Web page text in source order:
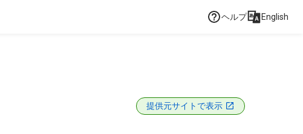
ヘルプ English
提供元サイトで表示